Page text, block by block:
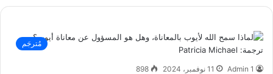
مُترجَم
Admin 1 11 نوفمبر، 2024 898